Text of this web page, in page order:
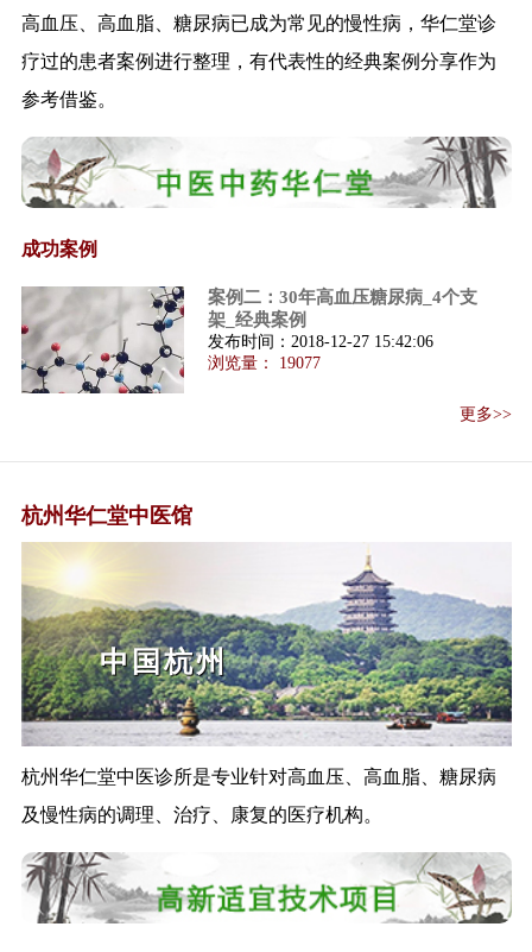
中国药学家屠呦呦获2015诺贝尔
生理学或...
改革应当鼓励药品创新——全国
人大常委会组...
展的若干意见
总局关于公开征求保健食品原料
目录（第一批...
保健食品注册与备案管理办法解
（国家食品药品...
国务院:支持有资质的名老中医开
国务院办公厅关于印发促进科技
成果转移转化...
李克强主持召开国务院常务会议
（互联网+医疗...
关于公开征求《保健食品注册技
术审评细则（...
心中医药工作...
《中华人民共和国中医药法》全
文
总局办公厅公开征求《关于对医
高血压、高血脂、糖尿病已成为常见的慢性病，华仁堂诊
疗过的患者案例进行整理，有代表性的经典案例分享作为
参考借鉴。
成功案例
案例二：30年高血压糖尿病_4个支
架_经典案例
发布时间：2018-12-27 15:42:06
浏览量：
19077
更多>>
杭州华仁堂中医馆
中国杭州
杭州华仁堂中医诊所是专业针对高血压、高血脂、糖尿病
及慢性病的调理、治疗、康复的医疗机构。